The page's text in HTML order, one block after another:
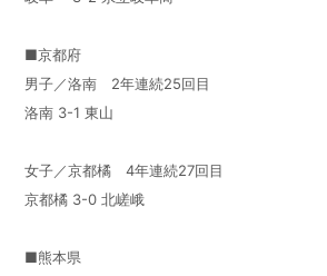
■京都府
男子／洛南 2年連続25回目
洛南 3-1 東山
女子／京都橘 4年連続27回目
京都橘 3-0 北嵯峨
■熊本県